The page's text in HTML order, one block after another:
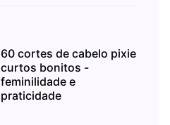
60 cortes de cabelo pixie
curtos bonitos -
feminilidade e
praticidade